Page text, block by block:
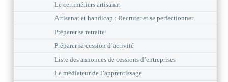
Le certimétiers artisanat
Artisanat et handicap : Recruter et se perfectionner
Préparer sa retraite
Préparer sa cession d’activité
Liste des annonces de cessions d’entreprises
Le médiateur de l’apprentissage